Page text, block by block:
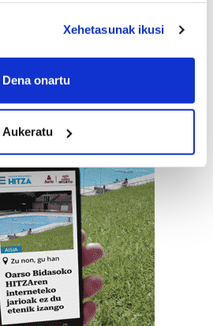
like to:
about your geographical
by actively scanning it for
(fingerprinting)
your personal data is processed
in thedetails section.
zure datu pertsonalak
IP zenbakia, besteak beste,
adibidez, iragarki eta eduki
iragarkiak eta edukia
informazioa biltzeko eta
Xehetasunak ikusi
Dena onartu
Aukeratu